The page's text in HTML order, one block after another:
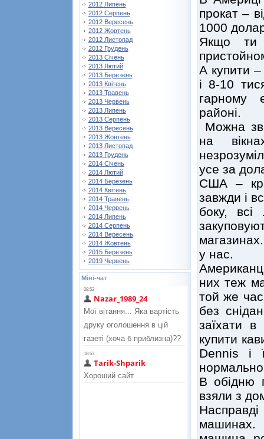
2012 Липень
2012 Серпень
2012 Вересень
2012 Жовтень
2012 Листопад
2012 Грудень
2013 Січень
2013 Лютий
2013 Березень
2013 Квітень
2013 Травень
2013 Червень
2013 Липень
2013 Серпень
2013 Вересень
2013 Жовтень
2013 Листопад
2013 Грудень
2014 Січень
2014 Лютий
2014 Березень
2014 Квітень
2014 Травень
2014 Червень
2014 Липень
2014 Серпень
2014 Вересень
2014 Жовтень
2015 Березень
2019 Червень
Міні-чат
прокат –
1000
Якщо ти
А купити
і 8-10
гарному
районі.
Можна
на
усе за
США –
завжди і
боку,
у нас.
них теж
той же час
без
заїхати в
купити
Dennis і
В обідню
взяли з